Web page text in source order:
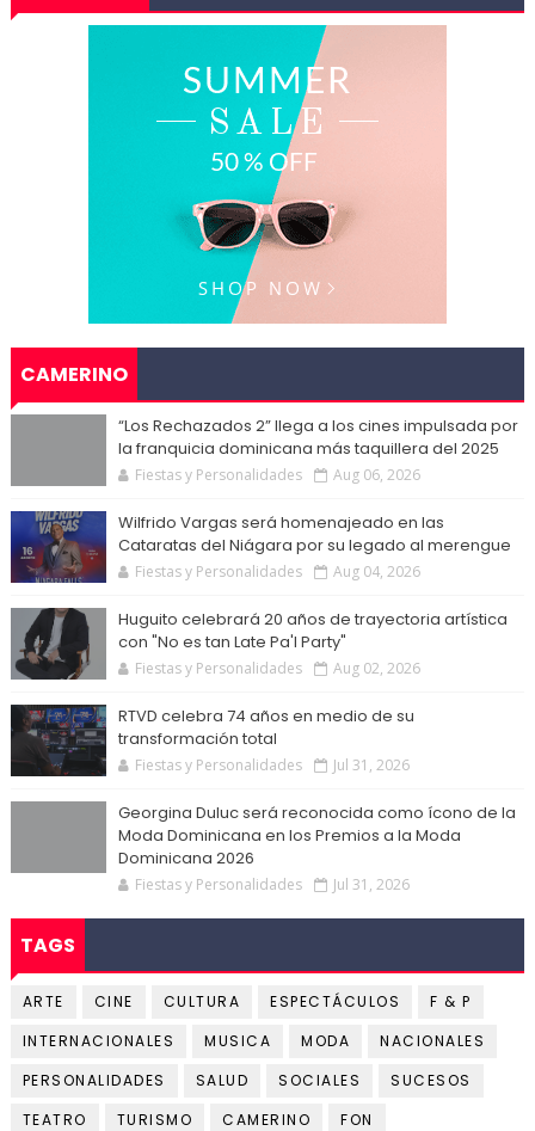
CAMERINO
“Los Rechazados 2” llega a los cines impulsada por
la franquicia dominicana más taquillera del 2025
Fiestas y Personalidades Aug 06, 2026
Wilfrido Vargas será homenajeado en las
Cataratas del Niágara por su legado al merengue
Fiestas y Personalidades Aug 04, 2026
Huguito celebrará 20 años de trayectoria artística
con "No es tan Late Pa'l Party"
Fiestas y Personalidades Aug 02, 2026
RTVD celebra 74 años en medio de su
transformación total
Fiestas y Personalidades Jul 31, 2026
Georgina Duluc será reconocida como ícono de la
Moda Dominicana en los Premios a la Moda
Dominicana 2026
Fiestas y Personalidades Jul 31, 2026
TAGS
ARTE CINE CULTURA ESPECTÁCULOS
F & P
INTERNACIONALES
MUSICA MODA
NACIONALES
PERSONALIDADES
SALUD SOCIALES
SUCESOS
TEATRO
TURISMO CAMERINO FON